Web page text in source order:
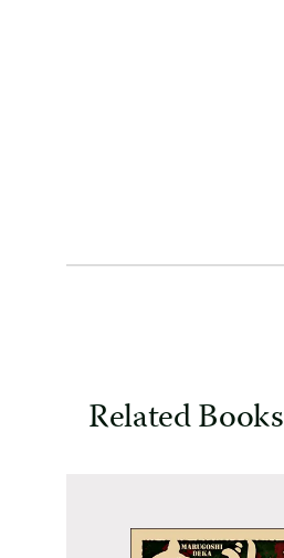
Related Books